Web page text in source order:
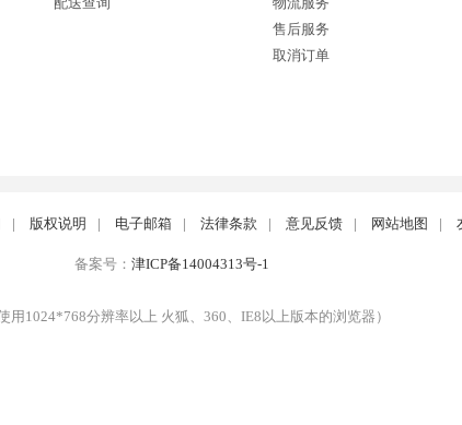
售后服务
取消订单
| 版权说明 | 电子邮箱 | 法律条款 | 意见反馈 | 网站地图 |
备案号： 津ICP备14004313号-1
用1024*768分辨率以上 火狐、360、IE8以上版本的浏览器）